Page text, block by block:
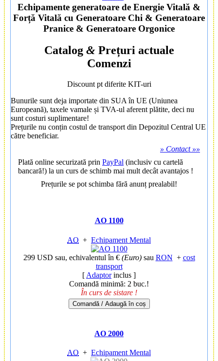
Echipamente generatoare de Energie Vitală &
Forță Vitală cu Generatoare Chi & Generatoare
Pranice & Generatoare Orgonice
Catalog & Prețuri actuale
Comenzi
Discount pt diferite KIT-uri
Bunurile sunt deja importate din SUA în UE (Uniunea
Europeană), taxele vamale și TVA-ul aferent plătite, deci nu
sunt costuri suplimentare!
Prețurile nu conțin costul de transport din Depozitul Central UE
către beneficiar.
» Contact »»
Plată online securizată prin PayPal (inclusiv cu cartelă
bancară!) la un curs de schimb mai mult decât avantajos !
Prețurile se pot schimba fără anunț prealabil!
AO 1100
AO + Echipament Mental
299 USD sau, echivalentul în € (Euro)sau RON + cost
transport
[ Adaptorinclus ]
Comandă minimă: 2 buc.!
În curs de sistare !
Comandă / Adaugă în coș
AO 2000
AO + Echipament Mental